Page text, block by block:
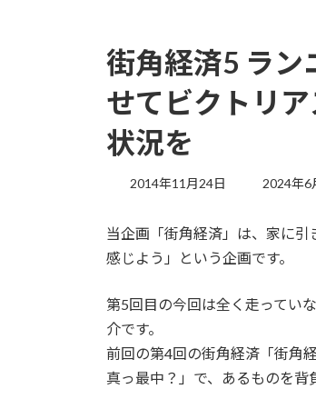
街角経済5 ラン
せてビクトリ
状況を
2014年11月24日
最
新
日
時
2024年6
当企画「街角経済」は、家に
感じよう」という企画です。
第5回目の今回は全く走ってい
介です。
前回の第4回の街角経済「街角
真っ最中？」で、あるものを背